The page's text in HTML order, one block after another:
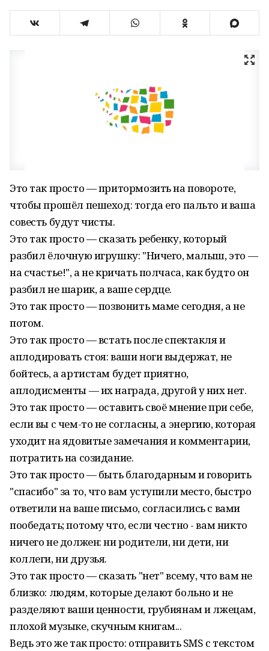
Это так просто — притормозить на повороте,
чтобы прошёл пешеход: тогда его пальто и ваша
совесть будут чисты.
Это так просто — сказать ребенку, который
разбил ёлочную игрушку: "Ничего, малыш, это —
на счастье!", а не кричать полчаса, как будто он
разбил не шарик, а ваше сердце.
Это так просто — позвонить маме сегодня, а не
потом.
Это так просто — встать после спектакля и
аплодировать стоя: ваши ноги выдержат, не
бойтесь, а артистам будет приятно,
аплодисменты — их награда, другой у них нет.
Это так просто — оставить своё мнение при себе,
если вы с чем-то не согласны, а энергию, которая
уходит на ядовитые замечания и комментарии,
потратить на созидание.
Это так просто — быть благодарным и говорить
"спасибо" за то, что вам уступили место, быстро
ответили на ваше письмо, согласились с вами
пообедать; потому что, если честно - вам никто
ничего не должен: ни родители, ни дети, ни
коллеги, ни друзья.
Это так просто — сказать "нет" всему, что вам не
близко: людям, которые делают больно и не
разделяют ваши ценности, грубиянам и лжецам,
плохой музыке, скучным книгам...
Ведь это же так просто: отправить SMS с текстом